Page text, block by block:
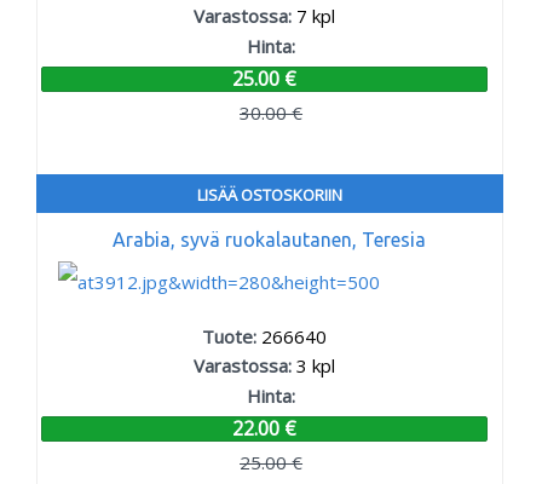
Varastossa: 7 kpl
Hinta:
25.00 €
30.00 €
LISÄÄ OSTOSKORIIN
Arabia, syvä ruokalautanen, Teresia
Tuote: 266640
Varastossa: 3 kpl
Hinta:
22.00 €
25.00 €